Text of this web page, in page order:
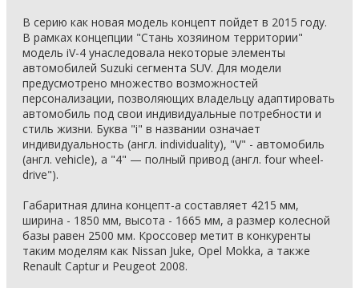
В серию как новая модель концепт пойдет в 2015 году.
В рамках концепции "Стань хозяином территории"
модель iV-4 унаследовала некоторые элементы
автомобилей Suzuki сегмента SUV. Для модели
предусмотрено множество возможностей
персонализации, позволяющих владельцу адаптировать
автомобиль под свои индивидуальные потребности и
стиль жизни. Буква "i" в названии означает
индивидуальность (англ. individuality), "V" - автомобиль
(англ. vehicle), а "4" — полный привод (англ. four wheel-
drive").
Габаритная длина концепт-а составляет 4215 мм,
ширина - 1850 мм, высота - 1665 мм, а размер колесной
базы равен 2500 мм. Кроссовер метит в конкуренты
таким моделям как Nissan Juke, Opel Mokka, а также
Renault Captur и Peugeot 2008.